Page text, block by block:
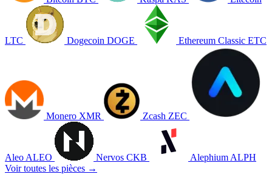
LTC Dogecoin DOGE Ethereum Classic ETC
Monero XMR Zcash ZEC
Aleo ALEO Nervos CKB Alephium ALPH
Voir toutes les pièces →